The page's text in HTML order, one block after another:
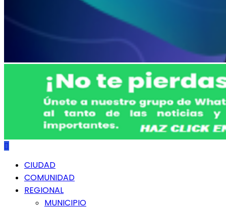
Menú
principal
CIUDAD
COMUNIDAD
REGIONAL
MUNICIPIO